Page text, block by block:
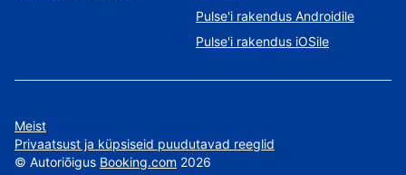
Pulse'i rakendus Androidile
Pulse'i rakendus iOSile
Meist
Privaatsust ja küpsiseid puudutavad reeglid
© Autoriõigus Booking.com 2026